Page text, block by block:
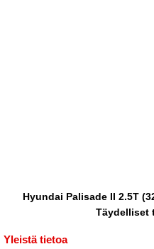
Hyundai Palisade II 2.5T
Täydelliset
Yleistä tietoa